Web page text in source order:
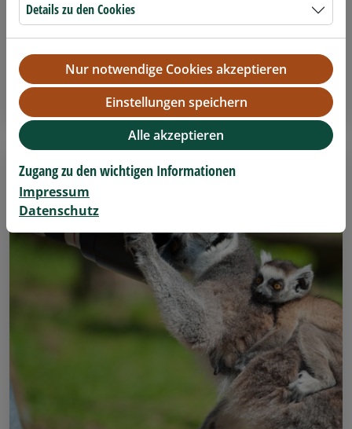
Tierparkführung
34,- Euro zzgl. Tierparkeintritt
Details anzeigen
Details zu den Cookies
Nur notwendige Cookies akzeptieren
Einstellungen speichern
Alle akzeptieren
Zugang zu den wichtigen Informationen
Impressum
Datenschutz